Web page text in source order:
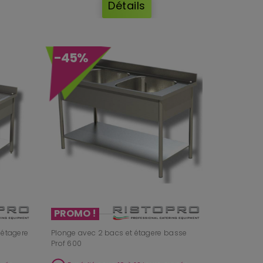
Pour un service régulier, uneplonge 2 bacs
plus de confort. Si votre lave-vaisselle pro absorbe la
Égouttoir à gauche ou à droite :
comment décider ?
Choisissez selon votre sens de circulation : le but est
d’éviter de croiser le sale et le propre, et de limiter
les gestes inutiles.
Profondeur 600 ou 700 : laquelle
est la plus polyvalente ?
La
est plus confortable sur les gros
ustensiles. La
600 mm
est idéale si vous manquez de
Une plonge avec armoire est-
Oui si vous voulez protéger le rangement, garder
surtout en cuisine très sollicitée.
Faut-il un dosseret ?
Détails
-45%
PROMO !
Plonge avec 2 bacs et étagere basse
Prof 600